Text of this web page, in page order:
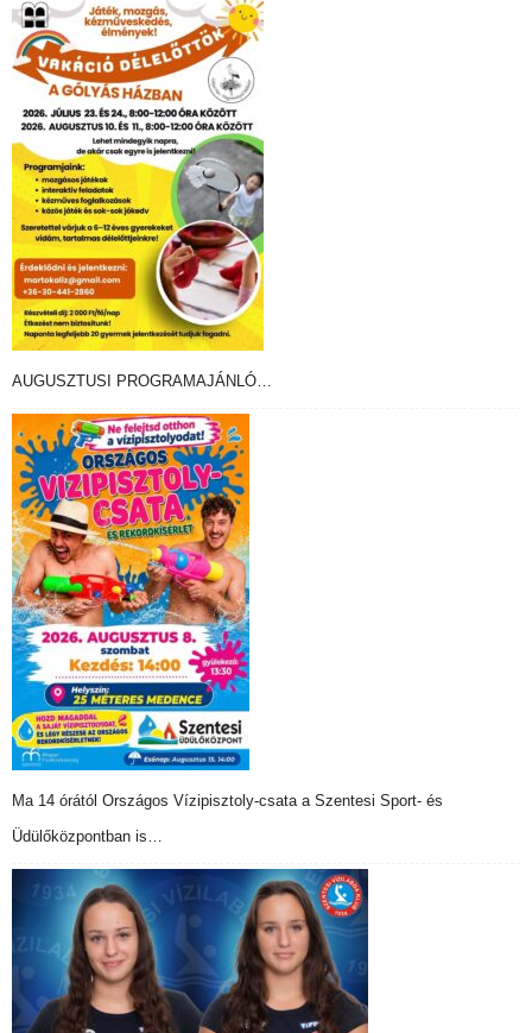
AUGUSZTUSI PROGRAMAJÁNLÓ…
Ma 14 órától Országos Vízipisztoly-csata a Szentesi Sport- és
Üdülőközpontban is…